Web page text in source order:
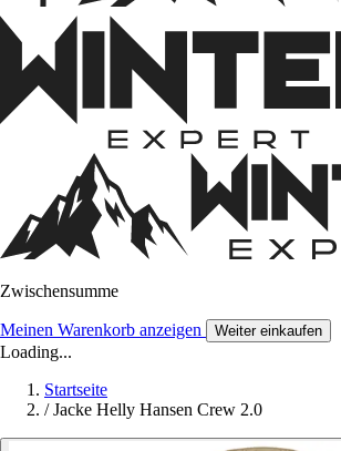
Zwischensumme
Meinen Warenkorb anzeigen Weiter einkaufen
Loading...
Startseite
/ Jacke Helly Hansen Crew 2.0